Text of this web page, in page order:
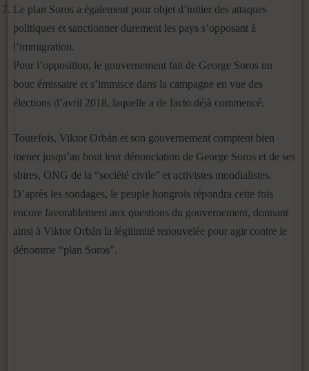
Le plan Soros a également pour objet d’initier des attaques
politiques et sanctionner durement les pays s’opposant à
l’immigration.
Pour l’opposition, le gouvernement fait de George Soros un
bouc émissaire et s’immisce dans la campagne en vue des
élections d’avril 2018, laquelle a de facto déjà commencé.
Toutefois, Viktor Orbán et son gouvernement comptent bien
mener jusqu’au bout leur dénonciation de George Soros et de ses
sbires, ONG de la “société civile” et activistes mondialistes.
D’après les sondages, le peuple hongrois répondra cette fois
encore favorablement aux questions du gouvernement, donnant
ainsi à Viktor Orbán la légitimité renouvelée pour agir contre le
dénomme “plan Soros”.